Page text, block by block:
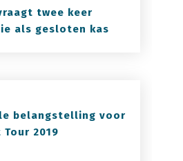
twee keer
als gesloten kas
belangstelling voor
2019